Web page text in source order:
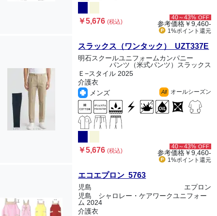
￥5,676(税込)
40～43% OFF
参考価格￥9,460-
1%ポイント 還元
スラックス（ワンタック） UZT337E
明石スクールユニフォームカンパニー
パンツ（米式パンツ）スラックス
Ｅ−スタイル 2025
介護衣
メンズ
All オールシーズン
￥5,676(税込)
40～43% OFF
参考価格￥9,460-
1%ポイント 還元
エコエプロン 5763
児島
エプロン
児島 シャロレー・ケアワークユニフォー
ム 2024
介護衣